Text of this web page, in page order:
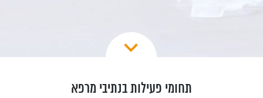
תחומי פעילות בנתיבי מרפא